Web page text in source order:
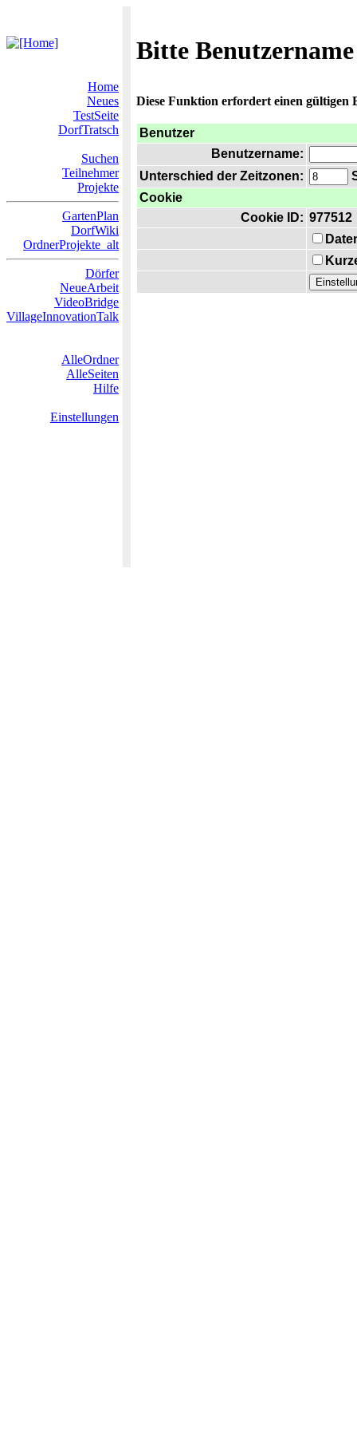
Bitte
Home
Neues
TestSeite
DorfTratsch
Suchen
Teilnehmer
Projekte
GartenPlan
DorfWiki
OrdnerProjekte_alt
Dörfer
NeueArbeit
VideoBridge
VillageInnovationTalk
AlleOrdner
AlleSeiten
Hilfe
Einstellungen
Diese Funktion erfordert einen gültigen
Benutzer
Benutzername:
Unterschied der Zeitzonen:
Cookie
Cookie ID: 977512